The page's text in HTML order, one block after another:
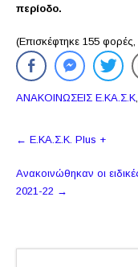
περίοδο.
(Επισκέφτηκε 155
ΑΝΑΚΟΙΝΩΣΕΙΣ Ε.ΚΑ.Σ.Κ,
Πλοήγηση
← E.ΚΑ.Σ.Κ. Plus +
Ανακοινώθηκαν οι
2021-22 →